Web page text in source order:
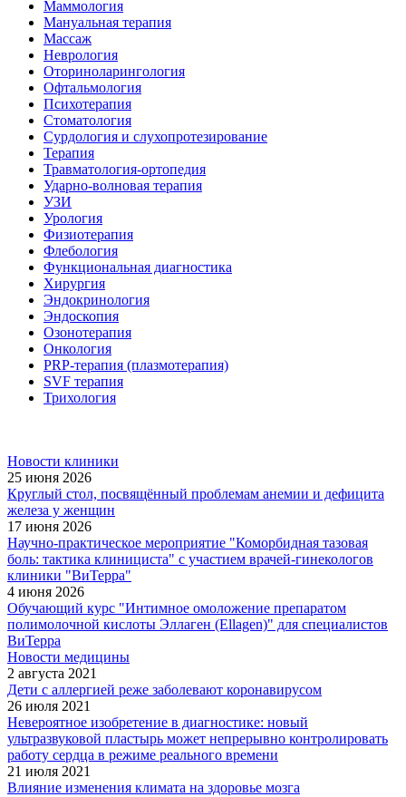
Маммология
Мануальная терапия
Массаж
Неврология
Оториноларингология
Офтальмология
Психотерапия
Стоматология
Сурдология и слухопротезирование
Терапия
Травматология-ортопедия
Ударно-волновая терапия
УЗИ
Урология
Физиотерапия
Флебология
Функциональная диагностика
Хирургия
Эндокринология
Эндоскопия
Озонотерапия
Онкология
PRP-терапия (плазмотерапия)
SVF терапия
Трихология
Новости клиники
25 июня 2026
Круглый стол, посвящённый проблемам анемии и дефицита
железа у женщин
17 июня 2026
Научно-практическое мероприятие "Коморбидная тазовая
боль: тактика клинициста" с участием врачей-гинекологов
клиники "ВиТерра"
4 июня 2026
Обучающий курс "Интимное омоложение препаратом
полимолочной кислоты Эллаген (Ellagen)" для специалистов
ВиТерра
Новости медицины
2 августа 2021
Дети с аллергией реже заболевают коронавирусом
26 июля 2021
Невероятное изобретение в диагностике: новый
ультразвуковой пластырь может непрерывно контролировать
работу сердца в режиме реального времени
21 июля 2021
Влияние изменения климата на здоровье мозга